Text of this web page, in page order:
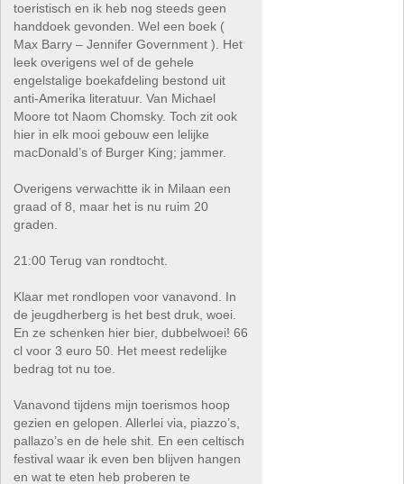
toeristisch en ik heb nog steeds geen
handdoek gevonden. Wel een boek (
Max Barry – Jennifer Government ). Het
leek overigens wel of de gehele
engelstalige boekafdeling bestond uit
anti-Amerika literatuur. Van Michael
Moore tot Naom Chomsky. Toch zit ook
hier in elk mooi gebouw een lelijke
macDonald’s of Burger King; jammer.
Overigens verwachtte ik in Milaan een
graad of 8, maar het is nu ruim 20
graden.
21:00 Terug van rondtocht.
Klaar met rondlopen voor vanavond. In
de jeugdherberg is het best druk, woei.
En ze schenken hier bier, dubbelwoei! 66
cl voor 3 euro 50. Het meest redelijke
bedrag tot nu toe.
Vanavond tijdens mijn toerismos hoop
gezien en gelopen. Allerlei via, piazzo’s,
pallazo’s en de hele shit. En een celtisch
festival waar ik even ben blijven hangen
en wat te eten heb proberen te